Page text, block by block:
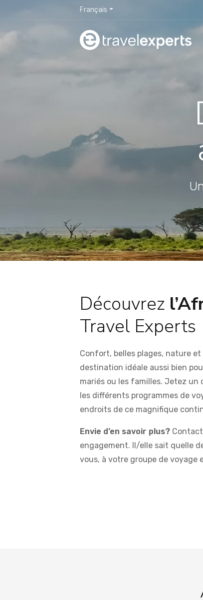
Français
Découvrez
Travel Experts
Confort, belles plages, nature
destination idéale aussi bien
mariés ou les familles. Jetez
les différents programmes de
endroits de ce magnifique
Envie d’en savoir plus?
engagement. Il/elle sait quelle
vous, à votre groupe de voyage